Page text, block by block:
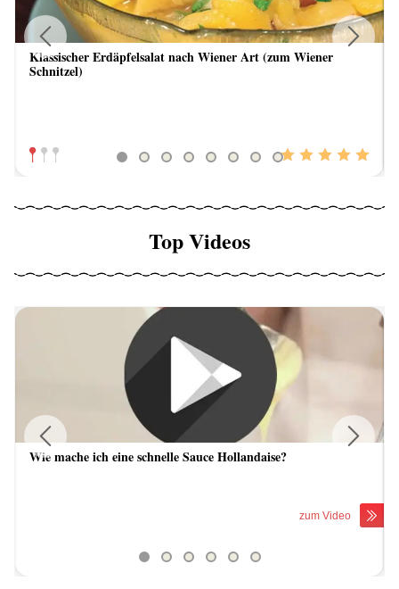
Klassischer Erdäpfelsalat nach Wiener Art (zum Wiener
Schnitzel)
Previous
Top Videos
Wie mache ich eine schnelle Sauce Hollandaise?
zum Video
Previous